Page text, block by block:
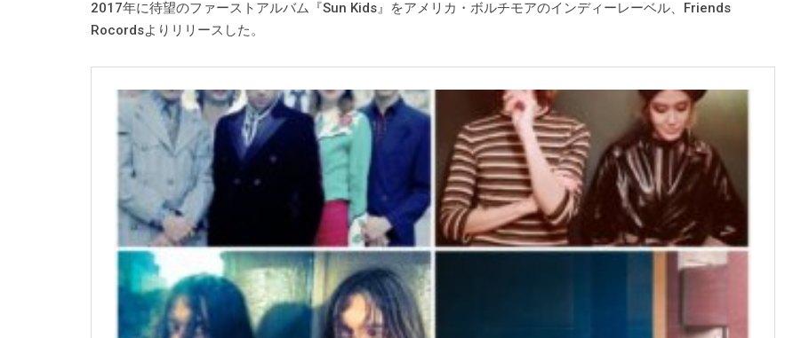
2017年に待望のファーストアルバム『Sun Kids』をアメリカ・ボルチモアのインディーレーベル、Friends
Rocordsよりリリースした。